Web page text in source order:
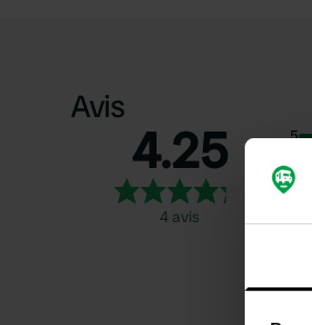
Avis
4.25
4 avis
5
4
2